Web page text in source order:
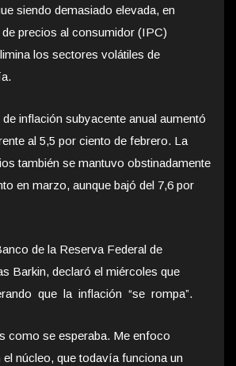
siendo demasiado elevada, en
precios al consumidor (IPC)
los sectores volátiles de
inflación subyacente anual aumentó
al 5,5 por ciento de febrero. La
también se mantuvo obstinadamente
en marzo, aunque bajó del 7,6 por
de la Reserva Federal de
Barkin, declaró el miércoles que
que la inflación “se rompa”.
como se esperaba. Me enfoco
el núcleo, que todavía funciona un